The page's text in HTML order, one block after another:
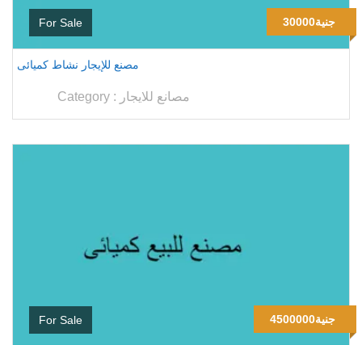
For Sale 30000جنية
مصنع للإيجار نشاط كميائى
Category : مصانع للايجار
For Sale 4500000جنية